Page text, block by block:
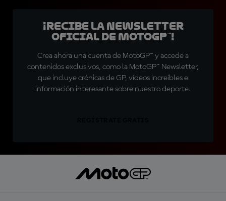
¡Recibe la Newsletter
oficial de MotoGP™!
Crea ahora una cuenta de MotoGP™ y accede a
contenidos exclusivos, como la MotoGP™ Newsletter,
que incluye crónicas de GP, vídeos increíbles e
información interesante sobre nuestro deporte.